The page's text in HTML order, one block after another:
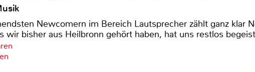
Newcomern im Bereich Lautsprecher zählt ganz klar
wir bisher aus Heilbronn gehört haben, hat uns restlos